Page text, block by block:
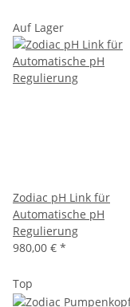
Auf Lager
Zodiac pH Link für
Automatische pH
Regulierung
980,00 € *
Top